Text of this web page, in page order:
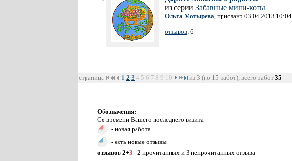
из серии Забавные мини-коты
Ольга Мотырева, прислано 03.04.2013 10:04
отзывов: 6
страница 1 2 3 4 5 6 7 8 9 10 из 3 (по 15 работ); всего работ 35
Обозначения:
Со времени Вашего последнего визита
- новая работа
- есть новые отзывы
отзывов 2+3 - 2 прочитанных и 3 непрочитанных отзыва